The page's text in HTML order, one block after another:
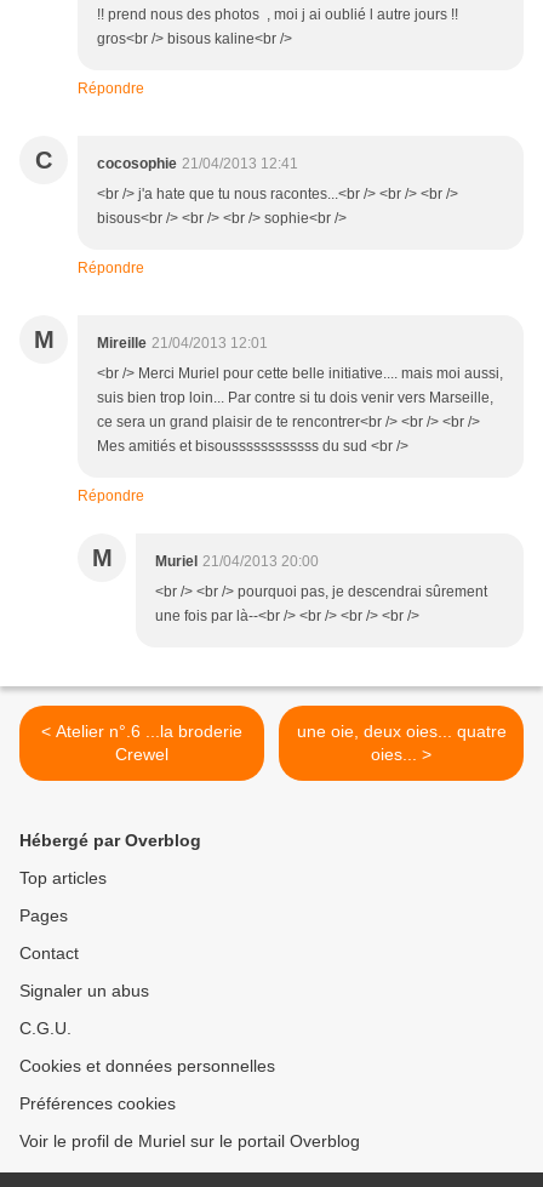
!! prend nous des photos , moi j ai oublié l autre jours !!
gros<br /> bisous kaline<br />
Répondre
C cocosophie 21/04/2013 12:41
<br /> j'a hate que tu nous racontes...<br /> <br /> <br />
bisous<br /> <br /> <br /> sophie<br />
Répondre
M Mireille 21/04/2013 12:01
<br /> Merci Muriel pour cette belle initiative.... mais moi aussi,
suis bien trop loin... Par contre si tu dois venir vers Marseille,
ce sera un grand plaisir de te rencontrer<br /> <br /> <br />
Mes amitiés et bisoussssssssssss du sud <br />
Répondre
M Muriel 21/04/2013 20:00
<br /> <br /> pourquoi pas, je descendrai sûrement
une fois par là--<br /> <br /> <br /> <br />
< Atelier n°.6 ...la broderie
Crewel
une oie, deux oies... quatre
oies... >
Hébergé par Overblog
Top articles
Pages
Contact
Signaler un abus
C.G.U.
Cookies et données personnelles
Préférences cookies
Voir le profil de Muriel sur le portail Overblog